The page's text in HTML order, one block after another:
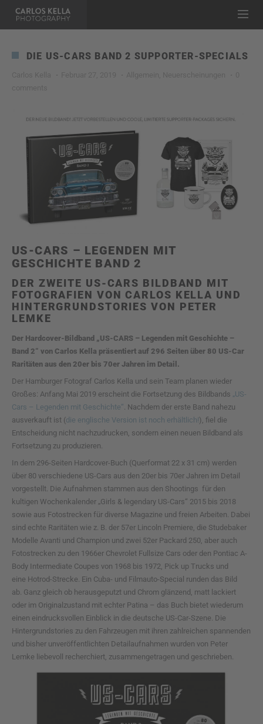
DIE US-CARS BAND 2 SUPPORTER-SPECIALS
US-CARS – LEGENDEN MIT
GESCHICHTE BAND 2
DER ZWEITE US-CARS BILDBAND MIT
FOTOGRAFIEN VON CARLOS KELLA UND
HINTERGRUNDSTORIES VON PETER
LEMKE
Der Hardcover-Bildband „US-CARS – Legenden mit Geschichte –
Band 2“ von Carlos Kella präsentiert auf 296 Seiten über 80 US-Car
Raritäten aus den 20er bis 70er Jahren im Detail.
Der Hamburger Fotograf Carlos Kella und sein Team planen wieder
Großes: Anfang Mai 2019 erscheint die Fortsetzung des Bildbands „US-
Cars – Legenden mit Geschichte“ . Nachdem der erste Band nahezu
ausverkauft ist (die englische Version ist noch erhältlich!), fiel die
Entscheidung nicht nachzudrucken, sondern einen neuen Bildband als
Fortsetzung zu produzieren.
In dem 296-Seiten Hardcover-Buch (Querformat 22 x 31 cm) werden
über 80 verschiedene US-Cars aus den 20er bis 70er Jahren im Detail
vorgestellt. Die Aufnahmen stammen aus den Shootings für den
kultigen Wochenkalender „Girls & legendary US-Cars“ 2015 bis 2018
sowie aus Fotostrecken für diverse Magazine und freien Arbeiten. Dabei
sind echte Raritäten wie z. B. der 57er Lincoln Premiere, die Studebaker
Modelle Avanti und Champion und zwei 52er Packard 250, aber auch
Fotostrecken zu den 1966er Chevrolet Fullsize Cars oder den Pontiac A-
Body Intermediate Coupes von 1968 bis 1972, Pick up Trucks und
eine Hotrod-Strecke. Ein Cuba- und Filmauto-Special runden das Bild
ab. Ganz gleich ob herausgeputzt und Chrom glänzend, matt lackiert
oder im Originalzustand mit echter Patina – das Buch bietet wiederum
einen eindrucksvollen Einblick in die deutsche US-Car-Szene. Die
Hintergrundstories zu den Fahrzeugen mit ihren zahlreichen spannenden
und bisher unveröffentlichten Detailaufnahmen wurden von Peter
Lemke liebevoll recherchiert, zusammengetragen und geschrieben.